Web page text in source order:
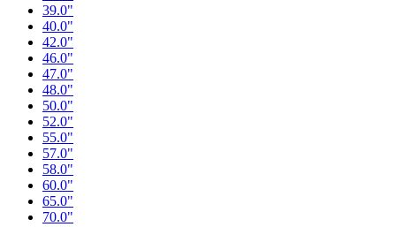
39.0"
40.0"
42.0"
46.0"
47.0"
48.0"
50.0"
52.0"
55.0"
57.0"
58.0"
60.0"
65.0"
70.0"